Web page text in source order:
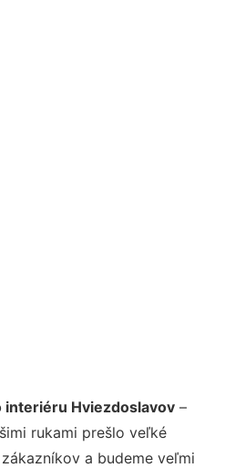
interiéru Hviezdoslavov –
rukami prešlo veľké
a budeme veľmi